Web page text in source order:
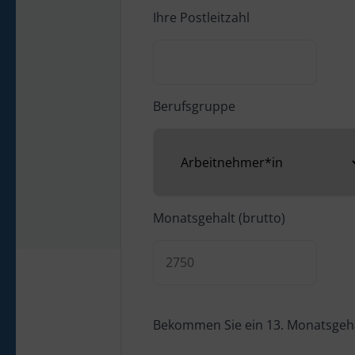
Ihre Postleitzahl
Berufsgruppe
Monatsgehalt (brutto)
Bekommen Sie ein 13.